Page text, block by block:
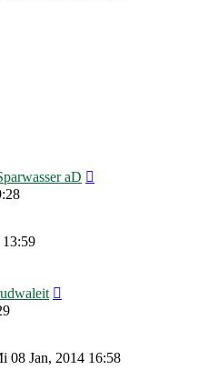
aD
13:59
08 Jan, 2014 16:58